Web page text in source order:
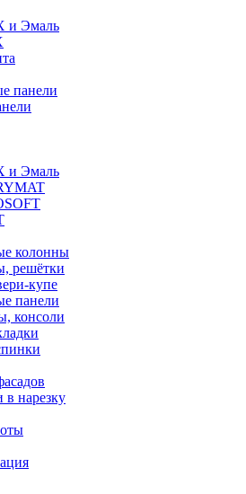
и Эмаль
панели
и Эмаль
колонны
решётки
купе
панели
консоли
в нарезку